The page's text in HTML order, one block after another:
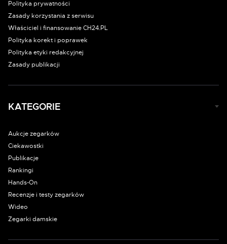
Polityka prywatności
Zasady korzystania z serwisu
Właściciel i finansowanie CH24.PL
Polityka korekt i poprawek
Polityka etyki redakcyjnej
Zasady publikacji
KATEGORIE
Aukcje zegarków
Ciekawostki
Publikacje
Rankingi
Hands-On
Recenzje i testy zegarków
Wideo
Zegarki damskie